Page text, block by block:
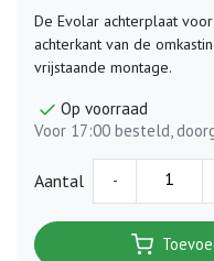
De Evolar achterplaat
achterkant van de
vrijstaande montage.
Op voorraad
Voor 17:00 besteld,
Aantal -